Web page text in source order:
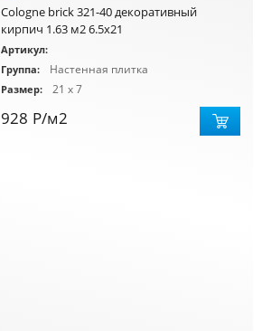
Cologne brick 321-40 декоративный
кирпич 1.63 м2 6.5x21
Артикул:
Группа:
Настенная плитка
Размер: 21 x 7
928 Р/м2